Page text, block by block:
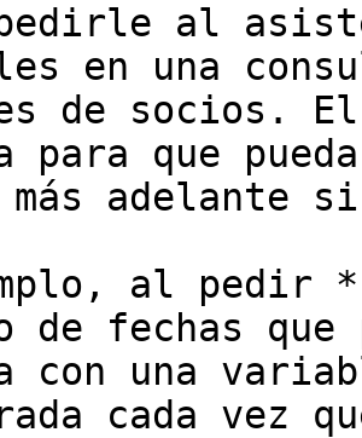
pedirle al
en una
de socios.
para que
más adelante
al pedir
de fechas que
con una
cada vez